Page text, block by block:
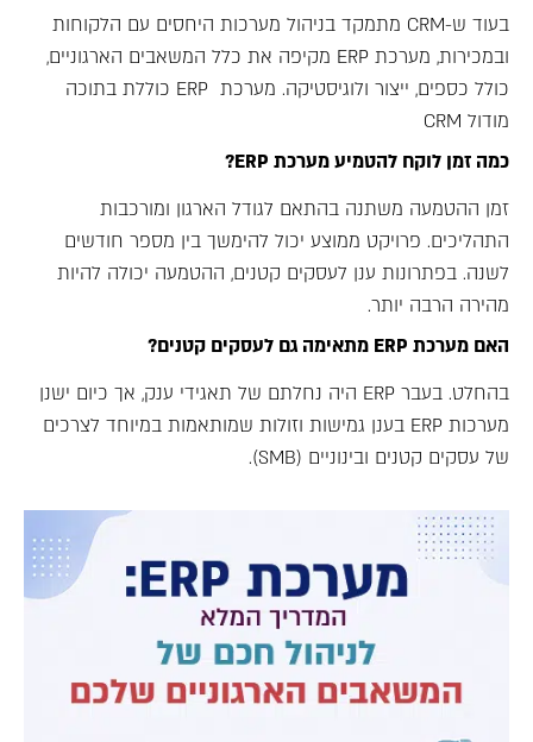
בעוד ש-CRM מתמקד בניהול מערכות היחסים עם הלקוחות
ובמכירות, מערכת ERP מקיפה את כלל המשאבים הארגוניים,
כולל כספים, ייצור ולוגיסטיקה. מערכת ERP כוללת בתוכה
מודול CRM
כמה זמן לוקח להטמיע מערכת ERP?
זמן ההטמעה משתנה בהתאם לגודל הארגון ומורכבות
התהליכים. פרויקט ממוצע יכול להימשך בין מספר חודשים
לשנה. בפתרונות ענן לעסקים קטנים, ההטמעה יכולה להיות
מהירה הרבה יותר.
האם מערכת
מתאימה גם לעסקים קטנים?
בהחלט. בעבר ERP היה נחלתם של תאגידי ענק, אך כיום ישנן
מערכות ERP בענן גמישות וזולות שמותאמות במיוחד לצרכים
של עסקים קטנים ובינוניים (SMB).